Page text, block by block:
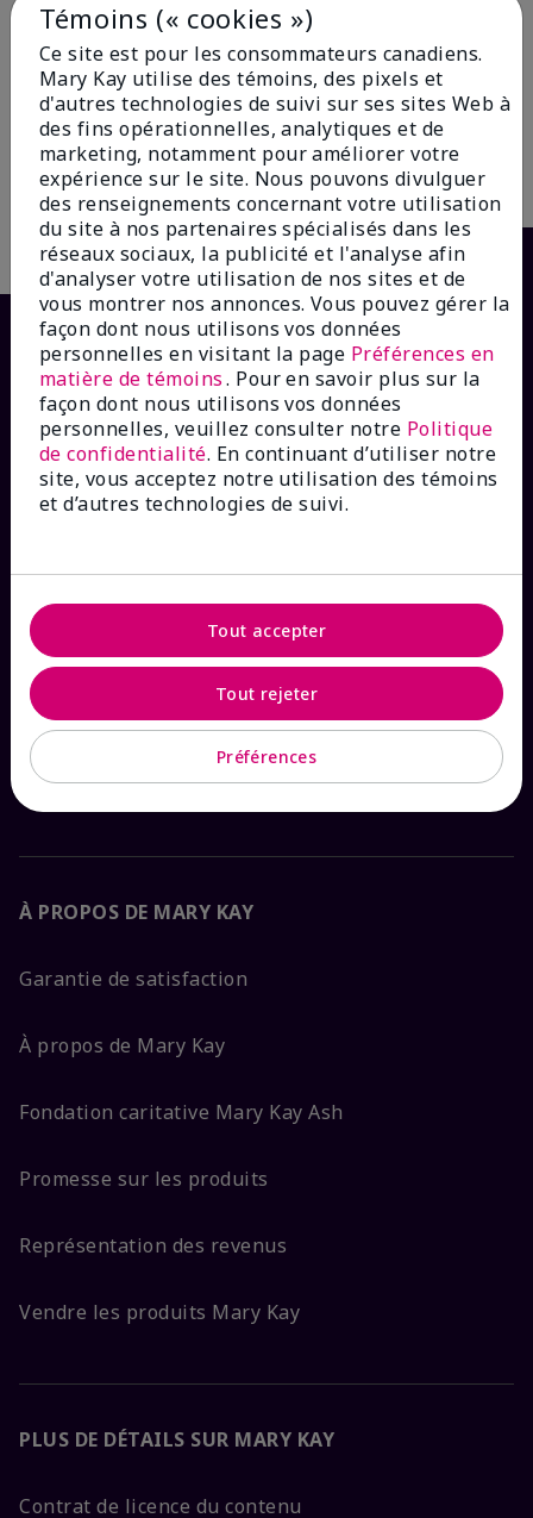
Nouveau!
Éponge pour le teint Mary
Kayᴹᴰ
17,00 $
Ajouter au sac
Poudre fixante soyeuse Mary
Ivoire clair
26,00 $
+7
Ajouter au sac
COMMENT POUVONS-NOUS AIDER?
Magasiner dansThe Look
Recherche de commande
FAQ
À PROPOS DE MARY KAY
Garantie de satisfaction
À propos de Mary Kay
Fondation caritative Mary Kay Ash
Promesse sur les produits
Représentation des revenus
Vendre les produits Mary Kay
PLUS DE DÉTAILS SUR MARY KAY
Contrat de licence du contenu
Témoins (« cookies »)
Ce site est pour les consommateurs canadiens.
Mary Kay utilise des témoins, des pixels et
d'autres technologies de suivi sur ses sites Web à
des fins opérationnelles, analytiques et de
marketing, notamment pour améliorer votre
expérience sur le site. Nous pouvons divulguer
des renseignements concernant votre utilisation
du site à nos partenaires spécialisés dans les
réseaux sociaux, la publicité et l'analyse afin
d'analyser votre utilisation de nos sites et de
vous montrer nos annonces. Vous pouvez gérer la
façon dont nous utilisons vos données
personnelles en visitant la page Préférences en
matière de témoins. Pour en savoir plus sur la
façon dont nous utilisons vos données
personnelles, veuillez consulter notre Politique
de confidentialité. En continuant d’utiliser notre
site, vous acceptez notre utilisation des témoins
et d’autres technologies de suivi.
Préférences
Tout rejeter
Tout accepter